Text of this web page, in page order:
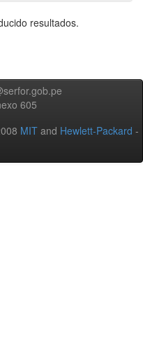
resultados.
605
MIT and Hewlett-Packard -